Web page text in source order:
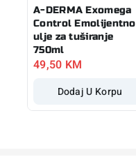
A-DERMA Exomega
Control Emolijentno
ulje za tuširanje
750ml
49,50 KM
Dodaj U Korpu